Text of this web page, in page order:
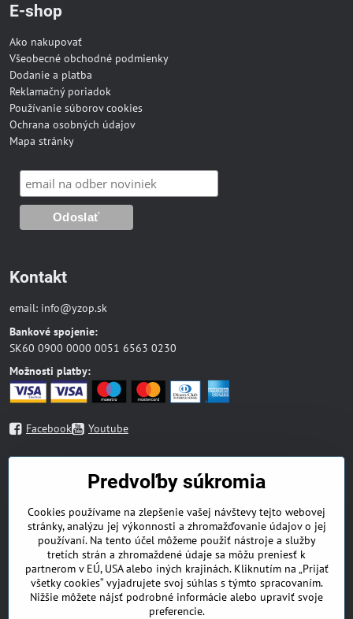
E-shop
Ako nakupovať
Všeobecné obchodné podmienky
Dodanie a platba
Reklamačný poriadok
Používanie súborov cookies
Ochrana osobných údajov
Mapa stránky
Kontakt
email: info@yzop.sk
Bankové spojenie:
SK60 0900 0000 0051 6563 0230
Možnosti platby:
Facebook Youtube
Náboženská literatúra
Beletria
Odborná literatúra
Deti a mládež
Zdravá výživa
Predvoľby súkromia
Cookies používame na zlepšenie vašej návštevy tejto webovej
stránky, analýzu jej výkonnosti a zhromažďovanie údajov o jej
používaní. Na tento účel môžeme použiť nástroje a služby
tretích strán a zhromaždené údaje sa môžu preniesť k
partnerom v EÚ, USA alebo iných krajinách. Kliknutím na „Prijať
všetky cookies“ vyjadrujete svoj súhlas s týmto spracovaním.
Nižšie môžete nájsť podrobné informácie alebo upraviť svoje
preferencie.